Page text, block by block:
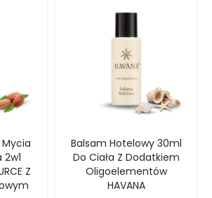
2w1
Z
Balsam Hotelowy 30ml
Do Ciała Z Dodatkiem
Oligoelementów
HAVANA